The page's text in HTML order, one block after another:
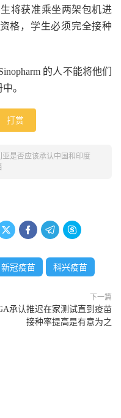
将获准乘坐两架包机进
格，学生必须完全接种
的人不能将他们
。
打赏
是否应该承认中国和印度
   
新冠疫苗 科兴疫苗
下一篇
承认推迟在家测试直到疫苗
接种率提高是有意为之